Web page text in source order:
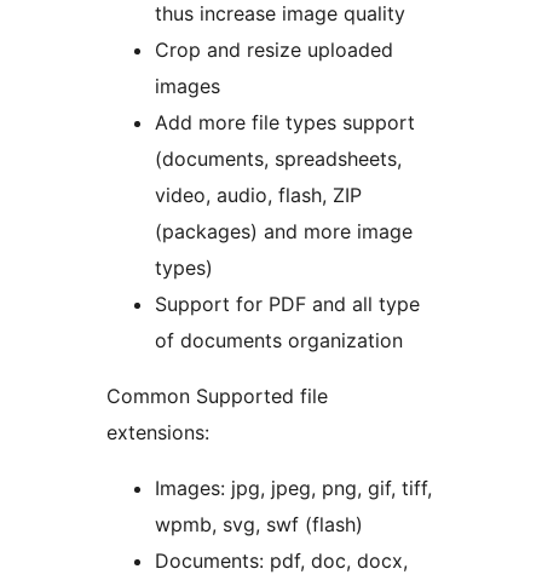
thus increase image quality
Crop and resize uploaded
images
Add more file types support
(documents, spreadsheets,
video, audio, flash, ZIP
(packages) and more image
types)
Support for PDF and all type
of documents organization
Common Supported file
extensions:
Images: jpg, jpeg, png, gif, tiff,
wpmb, svg, swf (flash)
Documents: pdf, doc, docx,